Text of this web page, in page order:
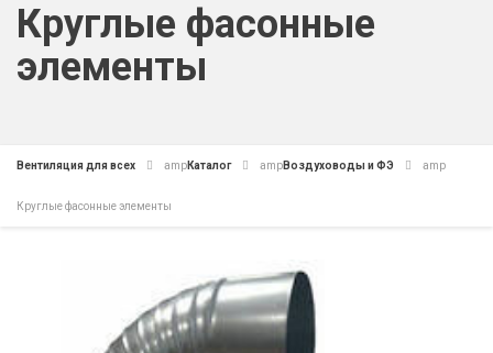
Круглые фасонные
элементы
Вентиляция для всех ampКаталог ampВоздуховоды и ФЭ amp
Круглые фасонные элементы